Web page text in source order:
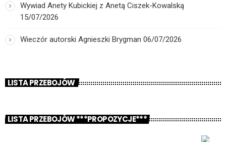
Wywiad Anety Kubickiej z Anetą Ciszek-Kowalską
15/07/2026
Wieczór autorski Agnieszki Brygman 06/07/2026
LISTA PRZEBOJÓW
LISTA PRZEBOJÓW ***PROPOZYCJE***